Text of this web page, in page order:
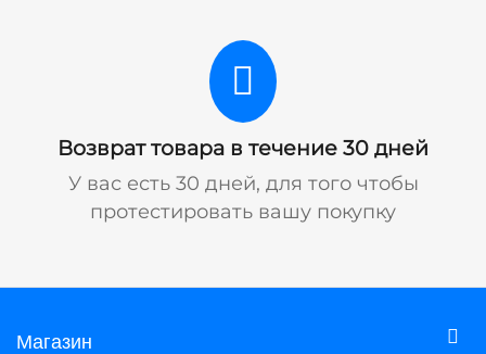
Возврат товара в течение 30 дней
У вас есть 30 дней, для того чтобы
протестировать вашу покупку
Магазин